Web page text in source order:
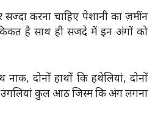
सज्दा करना चाहिए पेशानी का ज़मींन
है साथ ही सजदे में इन अंगों को
नाक, दोनों हाथों कि हथेलियां, दोनों
उंगलियां कुल आठ जिस्म कि अंग लगना